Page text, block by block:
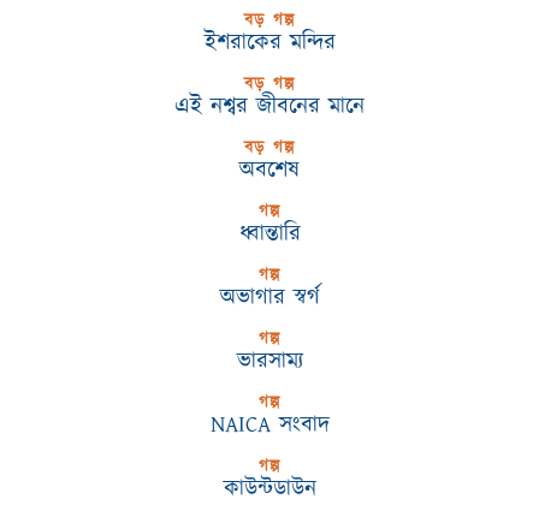
বড় গল্প
ইশরাকের মন্দির
বড় গল্প
এই নশ্বর জীবনের মানে
বড় গল্প
অবশেষ
গল্প
ধ্বান্তারি
গল্প
অভাগার স্বর্গ
গল্প
ভারসাম্য
গল্প
NAICA সংবাদ
গল্প
কাউন্টডাউন